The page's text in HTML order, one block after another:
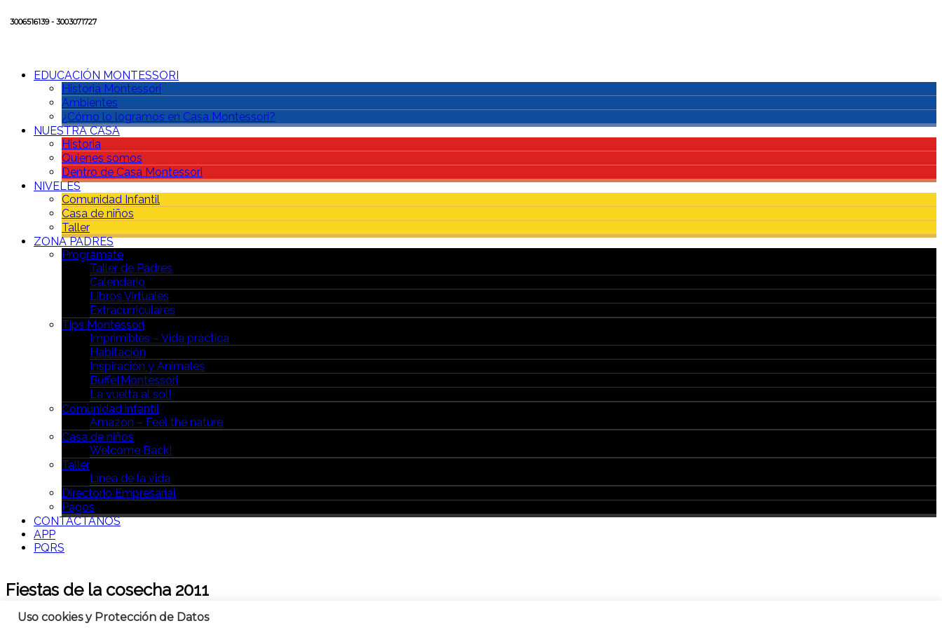
3006516139 - 3003071727
EDUCACIÓN MONTESSORI
Historia Montessori
Ambientes
¿Cómo lo logramos en Casa Montessori?
NUESTRA CASA
Historia
Quienes somos
Dentro de Casa Montessori
NIVELES
Comunidad Infantil
Casa de niños
Taller
ZONA PADRES
Prográmate
Taller de Padres
Calendario
Libros Virtuales
Extracurriculares
Tips Montessori
Imprimibles – Vida práctica
Habitación
Inspiración y Animales
BuffetMontessori
La vuelta al sol!
Comunidad infantil
Amazon – Feel the nature
Casa de niños
Welcome Back!
Taller
Línea de la vida
Directorio Empresarial
Pagos
CONTÁCTANOS
APP
PQRS
Fiestas de la cosecha 2011
Uso cookies y Protección de Datos